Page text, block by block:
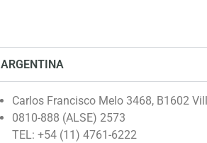
ARGENTINA
Carlos Francisco Melo 3468, B1602
0810-888 (ALSE) 2573
TEL: +54 (11) 4761-6222